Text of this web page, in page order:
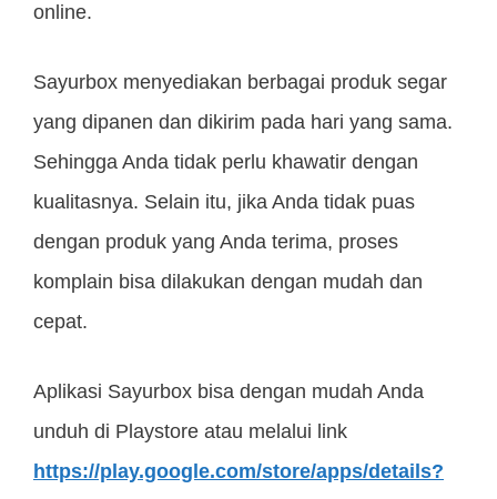
online.
Sayurbox menyediakan berbagai produk segar
yang dipanen dan dikirim pada hari yang sama.
Sehingga Anda tidak perlu khawatir dengan
kualitasnya. Selain itu, jika Anda tidak puas
dengan produk yang Anda terima, proses
komplain bisa dilakukan dengan mudah dan
cepat.
Aplikasi Sayurbox bisa dengan mudah Anda
unduh di Playstore atau melalui link
https://play.google.com/store/apps/details?